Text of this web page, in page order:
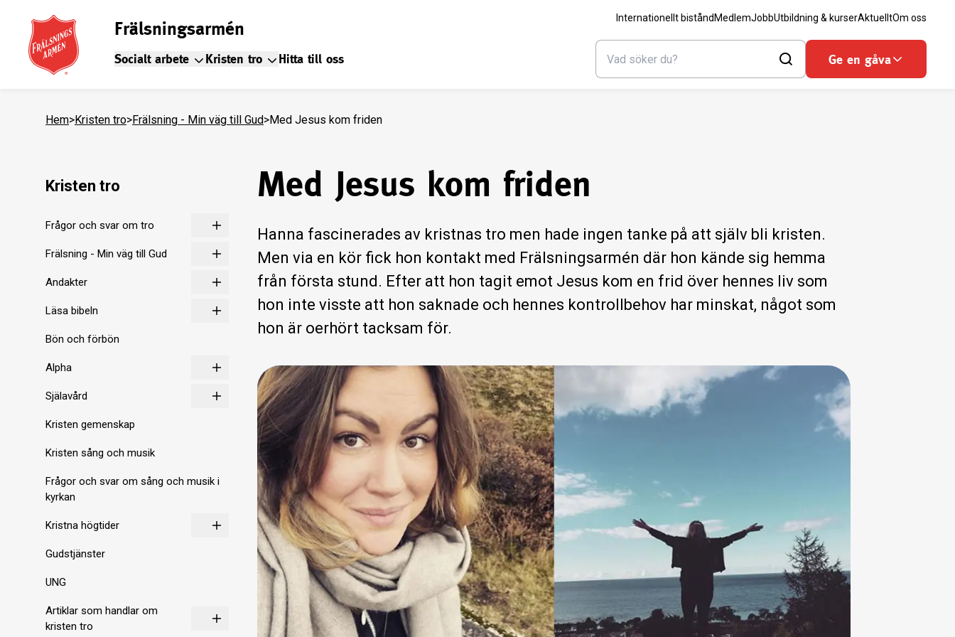
Frälsningsarmén Internationellt bistånd MedlemJobbUtbildning & kurserAktuelltOm oss
Socialt arbete Kristen tro Hitta till oss Ge en gåva
Hem>Kristen tro>Frälsning - Min väg till Gud>Med Jesus kom friden
Kristen tro
Frågor och svar om tro
Frälsning - Min väg till Gud
Andakter
Läsa bibeln
Bön och förbön
Alpha
Själavård
Kristen gemenskap
Kristen sång och musik
Frågor och svar om sång och musik i
kyrkan
Kristna högtider
Gudstjänster
UNG
Artiklar som handlar om
kristen tro
Med Jesus kom friden
Hanna fascinerades av kristnas tro men hade ingen tanke på att själv bli kristen.
Men via en kör fick hon kontakt med Frälsningsarmén där hon kände sig hemma
från första stund. Efter att hon tagit emot Jesus kom en frid över hennes liv som
hon inte visste att hon saknade och hennes kontrollbehov har minskat, något som
hon är oerhört tacksam för.